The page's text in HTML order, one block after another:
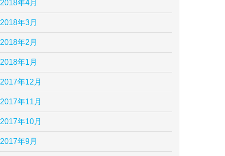
2018年4月
2018年3月
2018年2月
2018年1月
2017年12月
2017年11月
2017年10月
2017年9月